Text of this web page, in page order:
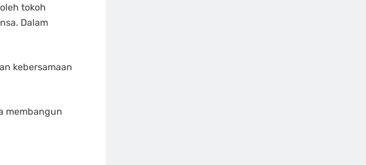
tokoh
Dalam
kebersamaan
membangun